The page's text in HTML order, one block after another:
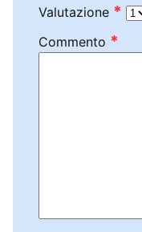
Valutazione *
Commento *